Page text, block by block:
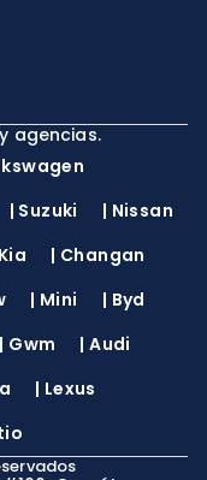
agencias.
| Suzuki | Nissan
Kia | Changan
| Mini | Byd
| Gwm |Audi
| Lexus